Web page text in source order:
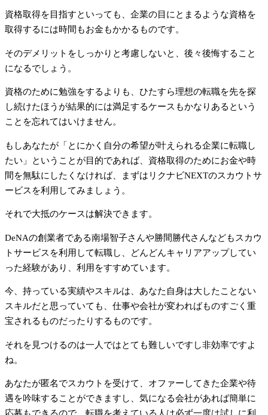
資格取得を目指すといっても、企業の目にとまるような資格を
取得するには時間もお金もかかるものです。
そのデメリットをしっかりと考慮しないと、後々後悔すること
になるでしょう。
資格のために勉強をするよりも、ひたすら理想の転職を先を探
し続けたほうが結果的には満足するケースもかなりあるという
ことを忘れてはいけません。
もしあなたが「とにかく自分の希望が叶えられる企業に転職し
たい」ということが目的であれば、資格取得のためにお金や時
間を無駄にしたくなければ、まずはリクナビNEXTのスカウトサ
ービスを利用してみましょう。
それで大抵のケースは解決できます。
DeNAの創業者である南場智子さんや勝間勝代さんなどもスカウ
トサービスを利用して転職し、どんどんキャリアアップしてい
った経験があり、利用をすすめています。
今、持っている実績やスキルは、あなた自身は大したことない
スキルだと思っていても、仕事や会社が変わればものすごく重
宝されるものだったりするものです。
それを見つけるのは一人ではとても難しいですし非効率ですよ
ね。
あなたが匿名でスカウトを受けて、オファーしてきた企業や待
遇を吟味することができますし、気になる会社があれば簡単に